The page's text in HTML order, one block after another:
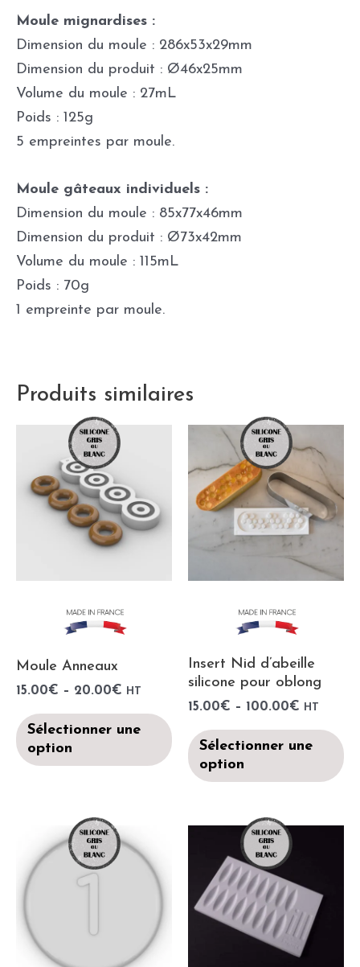
Moule mignardises :
Dimension du moule : 286x53x29mm
Dimension du produit : Ø46x25mm
Volume du moule : 27mL
Poids : 125g
5 empreintes par moule.
Moule gâteaux individuels :
Dimension du moule : 85x77x46mm
Dimension du produit : Ø73x42mm
Volume du moule : 115mL
Poids : 70g
1 empreinte par moule.
Produits similaires
Moule Anneaux
15.00€ – 20.00€ HT
Sélectionner une
option
Insert Nid d’abeille
silicone pour oblong
15.00€ – 100.00€ HT
Sélectionner une
option